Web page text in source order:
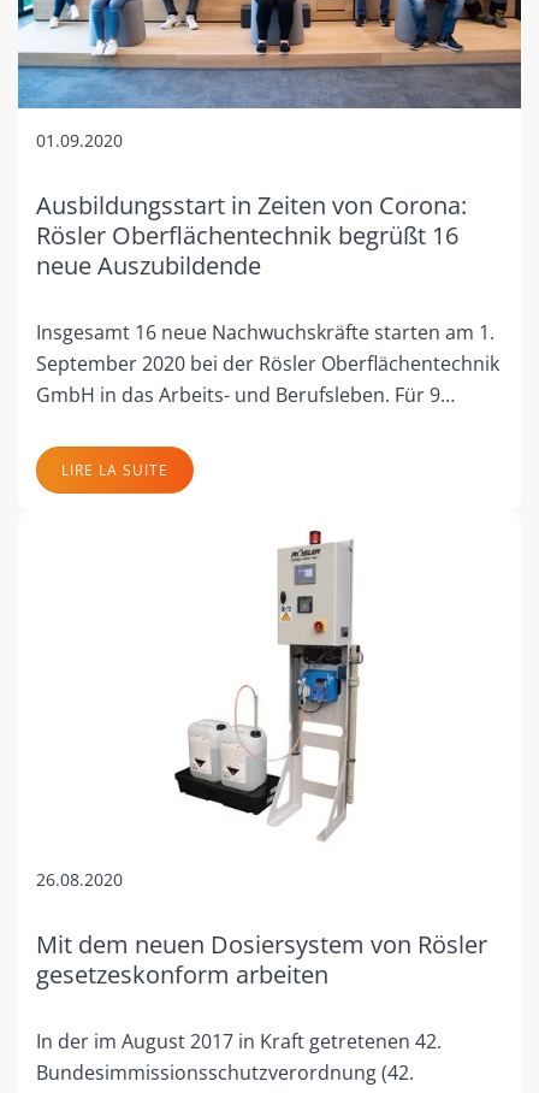
01.09.2020
Ausbildungsstart in Zeiten von Corona:
Rösler Oberflächentechnik begrüßt 16
neue Auszubildende
Insgesamt 16 neue Nachwuchskräfte starten am 1.
September 2020 bei der Rösler Oberflächentechnik
GmbH in das Arbeits- und Berufsleben. Für 9…
LIRE LA SUITE
26.08.2020
Mit dem neuen Dosiersystem von Rösler
gesetzeskonform arbeiten
In der im August 2017 in Kraft getretenen 42.
Bundesimmissionsschutzverordnung (42.